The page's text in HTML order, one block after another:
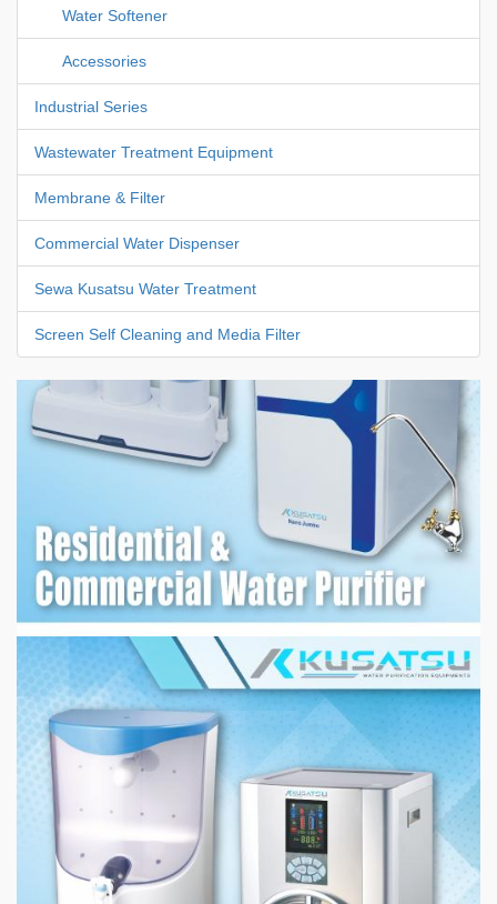
Water Softener
Accessories
Industrial Series
Wastewater Treatment Equipment
Membrane & Filter
Commercial Water Dispenser
Sewa Kusatsu Water Treatment
Screen Self Cleaning and Media Filter